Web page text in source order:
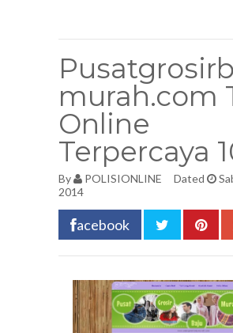
murah.com
Online
Terpercaya
By POLISIONLINE Dated
2014
acebook